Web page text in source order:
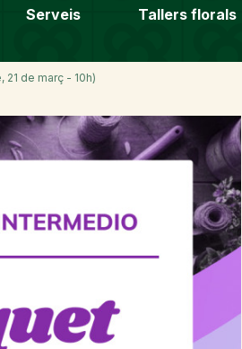
Serveis Tallers florals
de març - 10h)